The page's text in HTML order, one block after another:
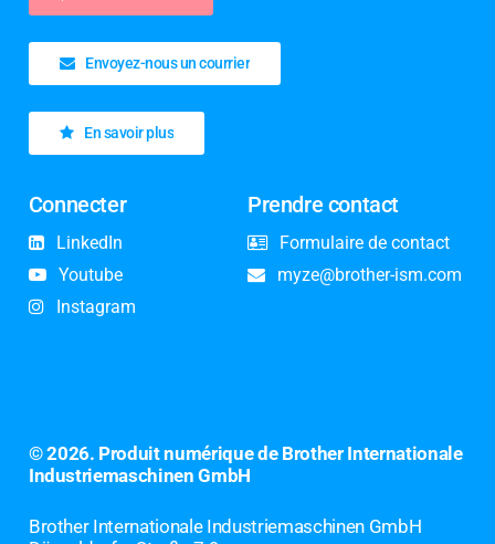
Envoyez-nous un courrier
En savoir plus
Connecter
LinkedIn
Youtube
Instagram
Prendre contact
Formulaire de contact
myze@brother-ism.com
©2026. Produit numérique de Brother Internationale
Industriemaschinen GmbH
Brother Internationale Industriemaschinen GmbH